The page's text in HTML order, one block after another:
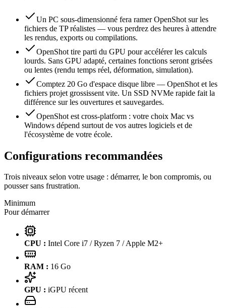
Un PC sous-dimensionné fera ramer OpenShot sur les
fichiers de TP réalistes — vous perdrez des heures à attendre
les rendus, exports ou compilations.
OpenShot tire parti du GPU pour accélérer les calculs
lourds. Sans GPU adapté, certaines fonctions seront grisées
ou lentes (rendu temps réel, déformation, simulation).
Comptez 20 Go d'espace disque libre — OpenShot et les
fichiers projet grossissent vite. Un SSD NVMe rapide fait la
différence sur les ouvertures et sauvegardes.
OpenShot est cross-platform : votre choix Mac vs
Windows dépend surtout de vos autres logiciels et de
l'écosystème de votre école.
Configurations recommandées
Trois niveaux selon votre usage : démarrer, le bon compromis, ou
pousser sans frustration.
Minimum
Pour démarrer
CPU : Intel Core i7 / Ryzen 7 / Apple M2+
RAM : 16 Go
GPU : iGPU récent